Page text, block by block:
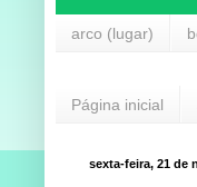
arco (lugar)
Página inicial
sexta-feira, 21 de